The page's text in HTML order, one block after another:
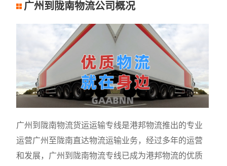
广州到陇南物流公司概况
广州到陇南物流货运运输专线是港邦物流推出的专业
运营广州至陇南直达物流运输业务，经过多年的运营
和发展，广州到陇南物流专线已成为港邦物流的优质